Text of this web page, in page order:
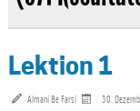
Lektion 1
Almani Be Farsi 30.